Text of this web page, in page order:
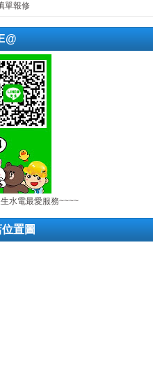
單報修
水電最愛服務~~~~
置圖